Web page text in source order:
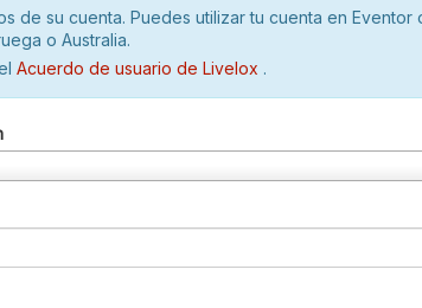
de su cuenta. Puedes utilizar tu cuenta en Eventor
o Australia.
Acuerdo de usuario de Livelox .